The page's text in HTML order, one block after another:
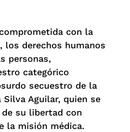
con la
los derechos humanos
personas,
categórico
secuestro de la
Silva Aguilar, quien se
su libertad con
la misión médica.